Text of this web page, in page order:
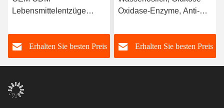
Lebensmittelentzüge
Improviser
Lockerungsmittel
Erhalten Sie besten Preis
Oxidase-Enzyme, Anti-
Erhalten Sie besten Preis